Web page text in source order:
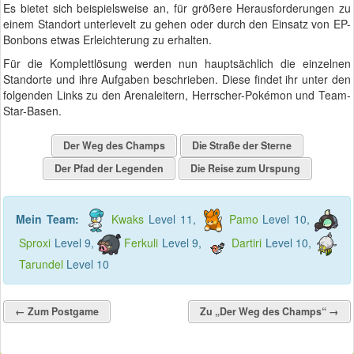
Es bietet sich beispielsweise an, für größere Herausforderungen zu
einem Standort unterlevelt zu gehen oder durch den Einsatz von EP-
Bonbons etwas Erleichterung zu erhalten.
Für die Komplettlösung werden nun hauptsächlich die einzelnen
Standorte und ihre Aufgaben beschrieben. Diese findet ihr unter den
folgenden Links zu den Arenaleitern, Herrscher-Pokémon und Team-
Star-Basen.
Der Weg des Champs
Die Straße der Sterne
Der Pfad der Legenden
Die Reise zum Urspung
Mein Team: Kwaks Level 11, Pamo Level 10,
Sproxi Level 9, Ferkuli Level 9, Dartiri Level 10,
Tarundel Level 10
← Zum Postgame Zu „Der Weg des Champs“ →